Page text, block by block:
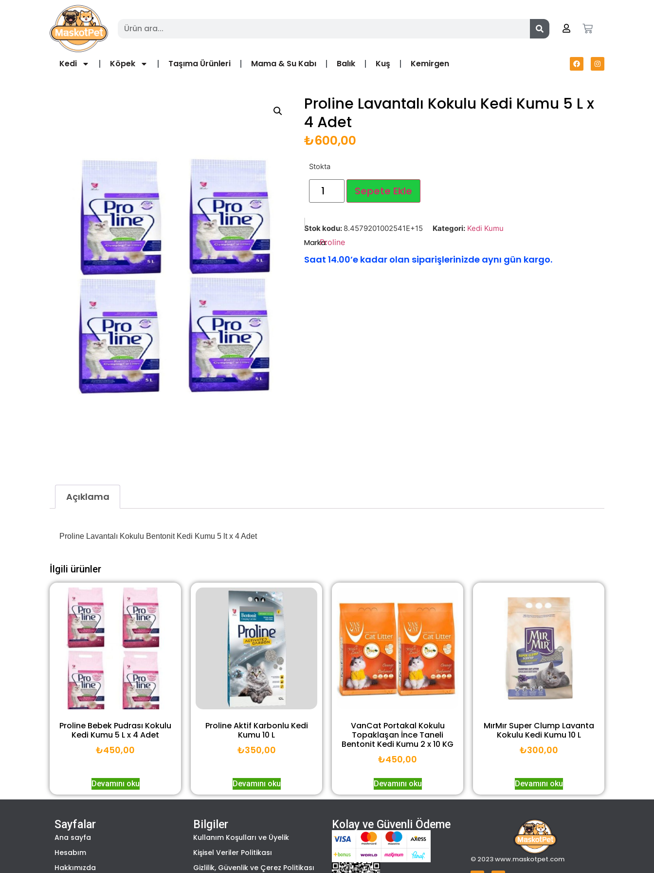
Kedi Köpek Taşıma Ürünleri Mama & Su Kabı Balık Kuş Kemirgen
Proline Lavantalı Kokulu Kedi Kumu 5 L x
4 Adet
₺600,00
Stokta
Sepete Ekle
Stok kodu: 8.4579201002541E+15 Kategori: Kedi Kumu
Marka:Proline
Saat 14.00’e kadar olan siparişlerinizde aynı gün kargo.
Açıklama
Proline Lavantalı Kokulu Bentonit Kedi Kumu 5 lt x 4 Adet
İlgili ürünler
Proline Bebek Pudrası Kokulu
Kedi Kumu 5 L x 4 Adet
₺450,00
Devamını oku
Proline Aktif Karbonlu Kedi
Kumu 10 L
₺350,00
Devamını oku
VanCat Portakal Kokulu
Topaklaşan İnce Taneli
Bentonit Kedi Kumu 2 x 10 KG
₺450,00
Devamını oku
MırMır Super Clump Lavanta
Kokulu Kedi Kumu 10 L
₺300,00
Devamını oku
Sayfalar
Ana sayfa
Hesabım
Hakkımızda
Bilgiler
Kullanım Koşulları ve Üyelik
Kişisel Veriler Politikası
Gizlilik, Güvenlik ve Çerez Politikası
Kolay ve Güvenli Ödeme
© 2023 www.maskotpet.com